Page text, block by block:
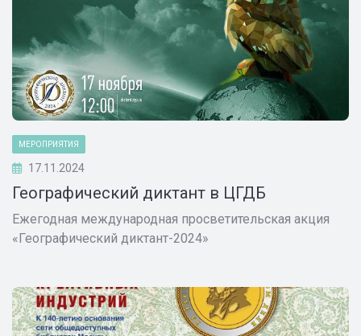
МЕРОПРИЯТИЯ
17.11.2024
Географический диктант в ЦГДБ
Ежегодная международная просветительская акция
«Географический диктант-2024»